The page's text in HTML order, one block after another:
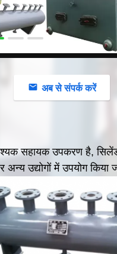
अब से संपर्क करें
सहायक उपकरण है,
उद्योगों में उपयोग किया